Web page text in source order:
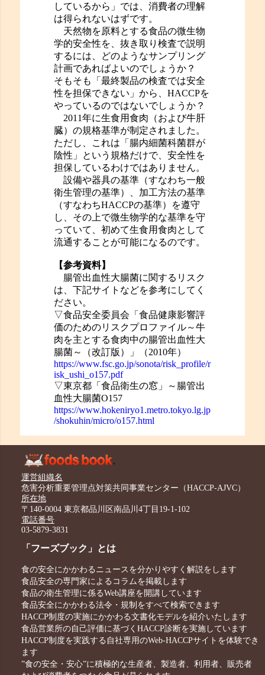
しているから」では、消費者の理解
は得られないはずです。
天然物を原料とする食品の微生物
学的安全性を、抜き取り検査で説明
するには、どのようなサンプリング
計画であればよいのでしょうか？
そもそも「最終製品の検査では安全
性を担保できない」から、HACCPを
やっているのではないでしょうか？
2011年に生食用食肉（および牛肝
臓）の規格基準が制定されました。
ただし、これは「腸内細菌科菌群が
陰性」という規格だけで、安全性を
担保しているわけではありません。
設備や器具の基準（すなわち一般
衛生管理の基準）、加工方法の基準
（すなわちHACCPの基準）を遵守
し、その上で微生物学的な基準を守
っていて、初めて生食用食肉として
流通することが可能になるのです。
【参考資料】
腸管出血性大腸菌に関するリスク
は、下記サイトなどを参考にしてく
ださい。
▽食品安全委員会「食品健康影響評
価のためのリスクプロファイル～牛
肉を主とする食肉中の腸管出血性大
腸菌～（改訂版）」（2010年）
https://www.fsc.go.jp/sonota/risk_profile/r
isk_ushi_o157.pdf
▽東京都「食品衛生の窓」～腸管出
血性大腸菌O157
https://www.hokeniryo1.metro.tokyo.lg.jp
/shokuhin/micro/o157.html
運営組織名
危害分析重要管理点対策共同事業センター（HACCP-AJVC）
所在地
〒140-0004 東京都品川区南品川4丁目19-1-102
電話番号
03-5879-3831
「フーズブック」とは
食の安全にかかわるニュースを分かりやすく解説をします
食品安全の専門家によるコラムを掲載します
食品の衛生管理に係るWeb講座を開講しています
食品安全にかかわる法令・規制をすべて検索できます
HACCP制度の実施にかかわる文書化モデルを紹介いたします
食品営業所の自己評価に基づくHACCP診断を実施しています
HACCP制度を実践する自社専用のWeb-HACCPサイトを体験でき
ます
”食の安全・安心”に積極的な生産者、製造者、利用者、販売者